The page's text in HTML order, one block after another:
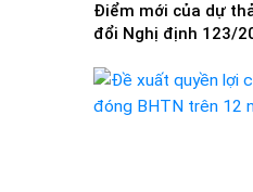
Điểm mới của dự
đổi Nghị định 123/